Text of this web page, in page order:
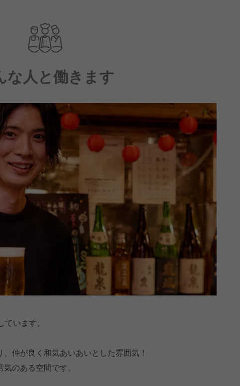
な人と働きます
います。
仲が良く和気あいあいとした雰囲気！
のある空間です。